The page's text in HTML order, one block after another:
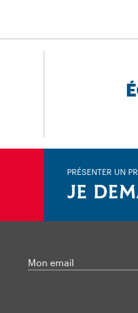
PRÉSENTER UN
JE
Mon email